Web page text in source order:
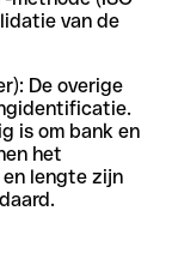
van de
De overige
is om bank en
het
en lengte zijn